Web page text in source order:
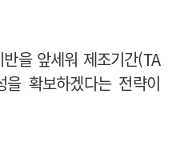
을 앞세워 제조기간(TA
확보하겠다는 전략이